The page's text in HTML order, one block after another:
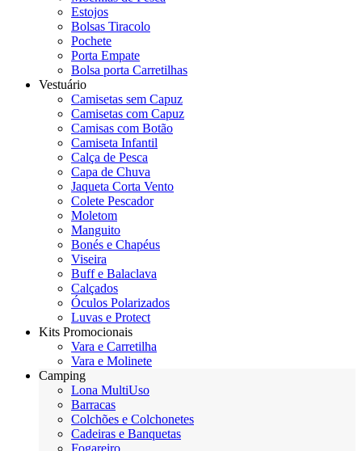
Estojos
Bolsas Tiracolo
Pochete
Porta Empate
Bolsa porta Carretilhas
Vestuário
Camisetas sem Capuz
Camisetas com Capuz
Camisas com Botão
Camiseta Infantil
Calça de Pesca
Capa de Chuva
Jaqueta Corta Vento
Colete Pescador
Moletom
Manguito
Bonés e Chapéus
Viseira
Buff e Balaclava
Calçados
Óculos Polarizados
Luvas e Protect
Kits Promocionais
Vara e Carretilha
Vara e Molinete
Camping
Lona MultiUso
Barracas
Colchões e Colchonetes
Cadeiras e Banquetas
Fogareiro